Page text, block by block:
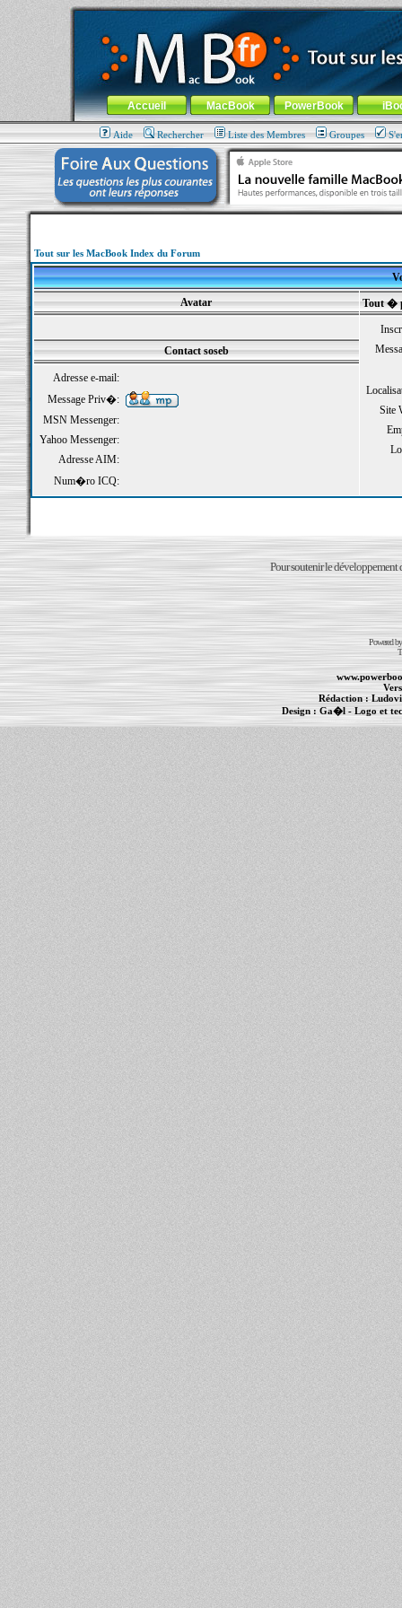
MacBook-fr.com : 100% Apple... 100% nomade !
Aller au contenu-Aller au menu général-Aller au menu de
Menu général
Accueil MacBook PowerBook
Aide Rechercher Liste des Membres Groupes
Tout sur les MacBook Index du Forum
Avatar
Tout �
Site
Contact soseb
Adresse e-mail:
Message Priv�:
MSN Messenger:
Yahoo Messenger:
Adresse AIM:
Num�ro ICQ:
Pour soutenir le développement
Powered
Rédaction :
Design : Ga�l- Logo et
MacBook Pro -